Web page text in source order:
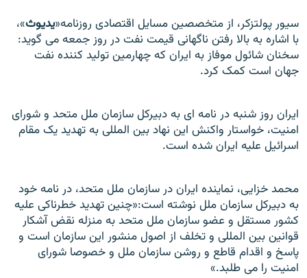
سيور پولتزکر، از متخصصين مسايل اقتصادی روزنامه«يديوث»،
با اشاره به بالا رفتن ناگهانی قيمت نفت در روز جمعه می گويد:
سخنان شائول موفاز به ايران که چهارمين توليد کننده نفت
جهان است کمک کرد.
ايران روز شنبه در نامه ای به دبيرکل سازمان ملل متحد و شورای
امنيت، خواستار واکنش اين نهاد بين المللی به تهديد يک مقام
اسرائيل عليه ايران شده است.
محمد خزایی، نماينده ايران در سازمان ملل متحد، در نامه خود
به دبيرکل سازمان ملل نوشته است:«چنين تهديد خطرناکی عليه
کشور مستقل و عضو سازمان ملل متحد به منزله نقض آشکار
قوانين بين المللی و تخلف از اصول منشور اين سازمان است و
پاسخ و اقدام قاطع و روشن سازمان ملل و خصوصا شورای
امنيت را می طلبد.»